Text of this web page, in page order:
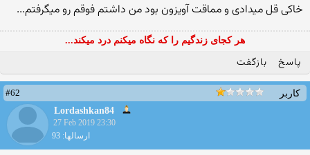
خاکی قل میدادی و مماقت آویزون بود من داشتم فوقم رو میگرفتم...
هر کجای زندگیم را که نگاه میکنم درد میکند...
پاسخ بازگفت
کاربر
#62
Lordashkan84
27 Feb 2019 23:30
ارسالها: 93